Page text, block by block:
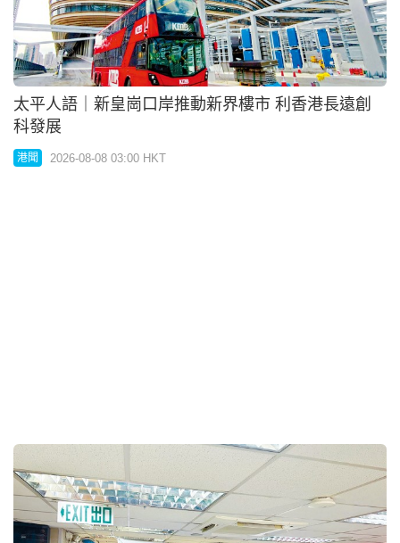
太平人語｜新皇崗口岸推動新界樓市 利香港長遠創
科發展
港聞 2026-08-08 03:00 HKT
2026-08-08 03:00 HKT